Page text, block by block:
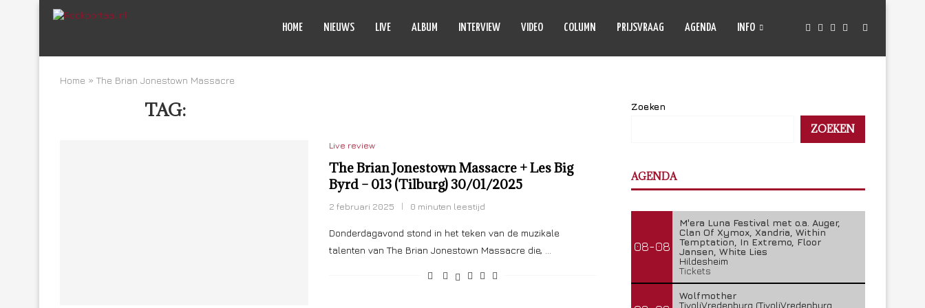
HOME NIEUWS LIVE ALBUM INTERVIEW VIDEO COLUMN PRIJSVRAAG AGENDA INFO
Home » The Brian Jonestown Massacre
TAG:
Live review
The Brian Jonestown Massacre + Les Big
Byrd – 013 (Tilburg) 30/01/2025
2 februari 2025 0 minuten leestijd
Donderdagavond stond in het teken van de muzikale
talenten van The Brian Jonestown Massacre die, …
Zoeken
ZOEKEN
AGENDA
08-08
M'era Luna Festival met o.a. Auger,
Clan Of Xymox, Xandria, Within
Temptation, In Extremo, Floor
Jansen, White Lies
Hildesheim
Tickets
Wolfmother
TivoliVredenburg (TivoliVredenburg